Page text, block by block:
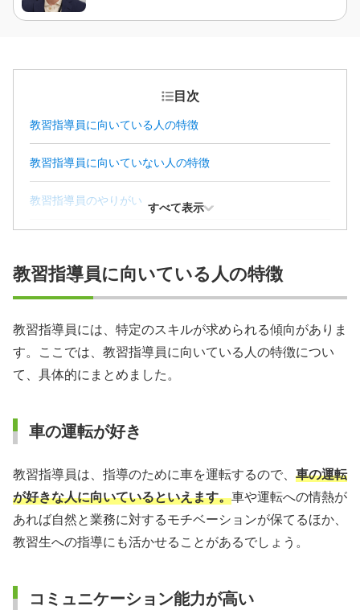
目次
教習指導員に向いている人の特徴
教習指導員に向いていない人の特徴
教習指導員のやりがい
教習指導員になるための4つのステップ
教習指導員に関するFAQ
すべて表示
教習指導員に向いている人の特徴
教習指導員には、特定のスキルが求められる傾向がありま
す。ここでは、教習指導員に向いている人の特徴につい
て、具体的にまとめました。
車の運転が好き
教習指導員は、指導のために車を運転するので、 車の運転
が好きな人に向いているといえます。車や運転への情熱が
あれば自然と業務に対するモチベーションが保てるほか、
教習生への指導にも活かせることがあるでしょう。
コミュニケーション能力が高い